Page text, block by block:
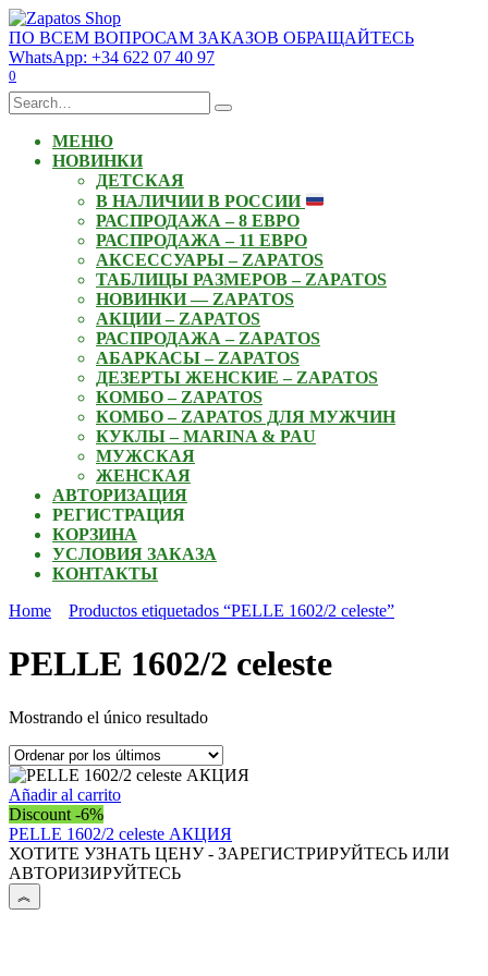
Skip
to
content
ПО ВСЕМ ВОПРОСАМ ЗАКАЗОВ ОБРАЩАЙТЕСЬ
WhatsApp: +34 622 07 40 97
0
Search
for:
МЕНЮ
НОВИНКИ
ДЕТСКАЯ
В НАЛИЧИИ В РОССИИ
РАСПРОДАЖА – 8 ЕВРО
РАСПРОДАЖА – 11 ЕВРО
АКСЕССУАРЫ – ZAPATOS
ТАБЛИЦЫ РАЗМЕРОВ – ZAPATOS
НОВИНКИ — ZAPATOS
АКЦИИ – ZAPATOS
РАСПРОДАЖА – ZAPATOS
АБАРКАСЫ – ZAPATOS
ДЕЗЕРТЫ ЖЕНСКИЕ – ZAPATOS
КОМБО – ZAPATOS
КОМБО – ZAPATOS ДЛЯ МУЖЧИН
КУКЛЫ – MARINA & PAU
МУЖСКАЯ
ЖЕНСКАЯ
АВТОРИЗАЦИЯ
РЕГИСТРАЦИЯ
КОРЗИНА
УСЛОВИЯ ЗАКАЗА
КОНТАКТЫ
Home
Productos etiquetados “PELLE 1602/2 celeste”
PELLE 1602/2 celeste
Mostrando el único resultado
Añadir al carrito
Discount -6%
PELLE 1602/2 celeste АКЦИЯ
ХОТИТЕ УЗНАТЬ ЦЕНУ - ЗАРЕГИСТРИРУЙТЕСЬ ИЛИ
АВТОРИЗИРУЙТЕСЬ